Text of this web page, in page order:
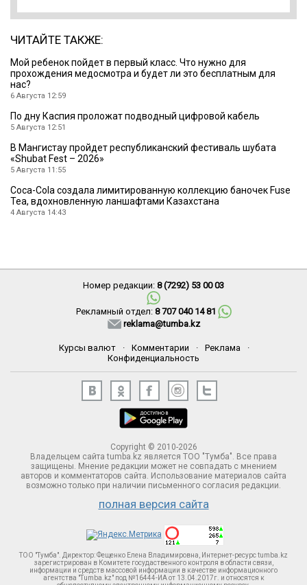
ЧИТАЙТЕ ТАКЖЕ:
Мой ребенок пойдет в первый класс. Что нужно для
прохождения медосмотра и будет ли это бесплатным для
нас?
6 Августа 12:59
По дну Каспия проложат подводный цифровой кабель
5 Августа 12:51
В Мангистау пройдет республиканский фестиваль шубата
«Shubat Fest – 2026»
5 Августа 11:55
Coca-Cola создала лимитированную коллекцию баночек Fuse
Tea, вдохновленную ланшафтами Казахстана
4 Августа 14:43
Номер редакции: 8 (7292) 53 00 03
Рекламный отдел: 8 707 040 14 81
reklama@tumba.kz
Курсы валют · Комментарии · Реклама
·
Конфиденциальность
Copyright © 2010-2026
Владельцем сайта tumba.kz является ТОО "Тумба". Все права
защищены. Мнение редакции может не совпадать с мнением
авторов и комментаторов сайта. Использование материалов сайта
возможно только при наличии письменного согласия редакции.
полная версия сайта
ТОО "Тумба". Директор: Фещенко Елена Владимировна, Интернет-ресурс tumba.kz
зарегистрирован в Комитете госудаственного контроля в области связи,
информации и средств массовой информации в качестве информационного
агентства "Tumba.kz" под №16444-ИА от 13.04.2017г. и относятся к